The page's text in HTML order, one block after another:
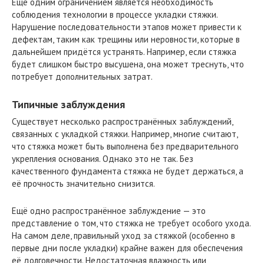
соблюдения технологии в процессе укладки стяжки.
Нарушение последовательности этапов может привести к
дефектам, таким как трещины или неровности, которые в
дальнейшем придётся устранять. Например, если стяжка
будет слишком быстро высушена, она может треснуть, что
потребует дополнительных затрат.
Типичные заблуждения
Существует несколько распространённых заблуждений,
связанных с укладкой стяжки. Например, многие считают,
что стяжка может быть выполнена без предварительного
укрепления основания. Однако это не так. Без
качественного фундамента стяжка не будет держаться, а
её прочность значительно снизится.
Ещё одно распространённое заблуждение — это
представление о том, что стяжка не требует особого ухода.
На самом деле, правильный уход за стяжкой (особенно в
первые дни после укладки) крайне важен для обеспечения
её долговечности. Недостаточная влажность или